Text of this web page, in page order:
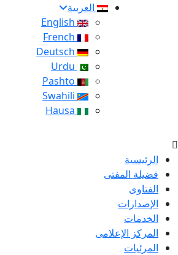
العربية
الرئيسية
فضيلة المفتى
الفتاوى
الإصدارات
الخدمات
المركز الإعلامى
المرئيات